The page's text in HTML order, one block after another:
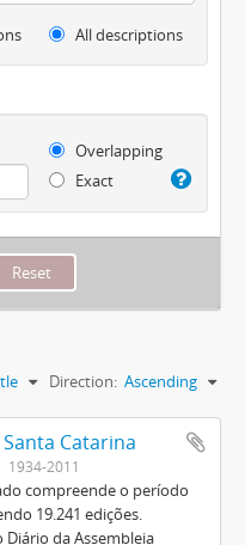
All descriptions
Overlapping
Exact
Direction: Ascending
Catarina
1934-2011
compreende o período
19.241 edições.
da Assembleia